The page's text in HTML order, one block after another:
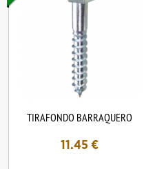
TIRAFONDO BARRAQUERO
11.45 €